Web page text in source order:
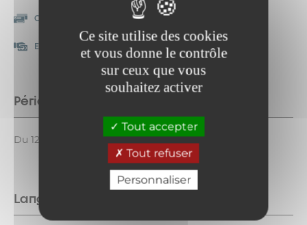
Ce site utilise des cookies
et vous donne le contrôle
sur ceux que vous
souhaitez activer
Tout accepter
Tout refuser
Personnaliser
Carte bancaire/crédit
Chèque-Vacances
Espèces
Période d'ouverture
Du 12/06 au 13/09/2026 tous les jours.
Langues parlées